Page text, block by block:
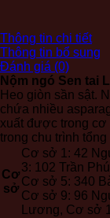
Thông tin chi tiết
Thông tin bổ sung
Đánh giá (0)
Nộm ngó Sen tai
Heo giòn sần sật.
chứa nhiều
xuất được trong cơ
trong chu trình
Cơ
sở
Cơ sở 1: 42
3: 102 Trần
Cơ sở 5: 340
Cơ sở 9: 96
Lương, Cơ sở